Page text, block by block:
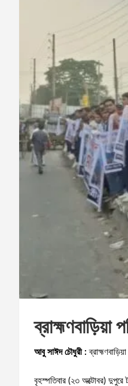
ব্রাহ্মণবাড়িয়া
আবু সাঈদ চৌধুরী :
বৃহস্পতিবার (২৩ অক্টোবর) দুপুরে